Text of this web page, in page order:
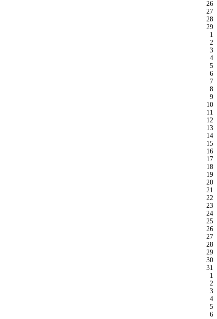
26
27
28
29
1
2
3
4
5
6
7
8
9
10
11
12
13
14
15
16
17
18
19
20
21
22
23
24
25
26
27
28
29
30
31
1
2
3
4
5
6